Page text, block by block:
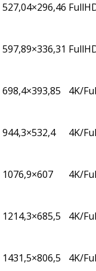
527,04×296,46
597,89×336,31
698,4×393,85 4K/
944,3×532,4 4K/
1076,9×607 4K/
1214,3×685,5 4K/
1431,5×806,5 4K/